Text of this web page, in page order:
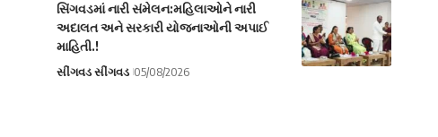
સિંગવડમાં નારી સંમેલન:મહિલાઓને નારી
અદાલત અને સરકારી યોજનાઓની અપાઈ
માહિતી.!
સીંગવડ સીંગવડ 05/08/2026